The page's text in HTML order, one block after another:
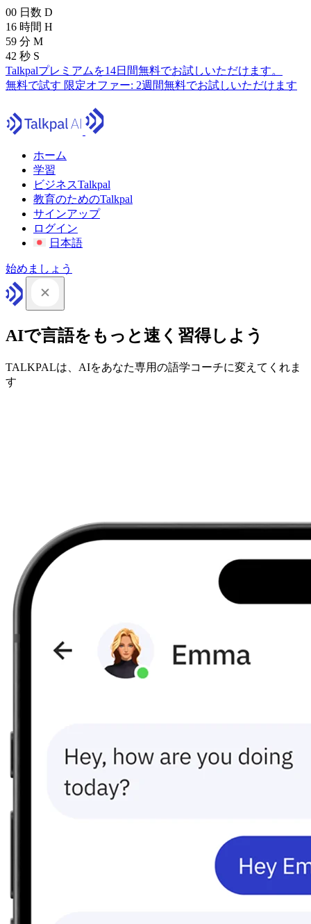
00 日数 D
16 時間 H
59 分 M
41 秒 S
Talkpalプレミアムを14日間無料でお試しいただけます。
無料で試す 限定オファー: 2週間無料でお試しいただけます
ホーム
学習
ビジネスTalkpal
教育のためのTalkpal
サインアップ
ログイン
日本語
始めましょう
AIで言語をもっと速く習得しよう
TALKPALは、AIをあなた専用の語学コーチに変えてくれま
す